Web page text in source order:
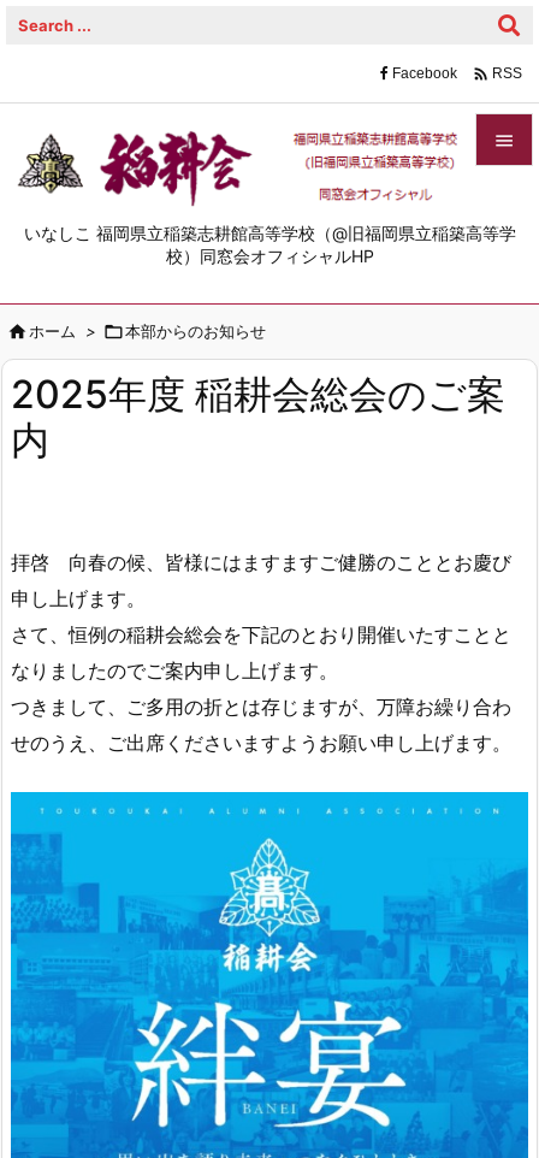
いなしこ 福岡県立稲築志耕館高等学校（@旧福岡県立稲築高等学
校）同窓会オフィシャルHP



次へ
Facebook  RSS
ホーム > 本部からのお知らせ
2025年度 稲耕会総会のご案
内
拝啓 向春の候、皆様にはますますご健勝のこととお慶び
申し上げます。
さて、恒例の稲耕会総会を下記のとおり開催いたすことと
なりましたのでご案内申し上げます。
つきまして、ご多用の折とは存じますが、万障お繰り合わ
せのうえ、ご出席くださいますようお願い申し上げます。